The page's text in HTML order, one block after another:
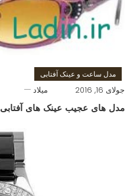
مدل ساعت و عینک آفتابی
جولای 16, 2016 میلاد
مدل های عجیب عینک های آفتابی